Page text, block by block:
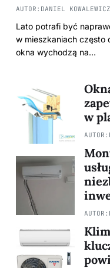
AUTOR: DANIEL KOWALEWICZ
Lato potrafi być
w mieszkaniach często
okna wychodzą na…
w
AUTOR:
AUTOR: